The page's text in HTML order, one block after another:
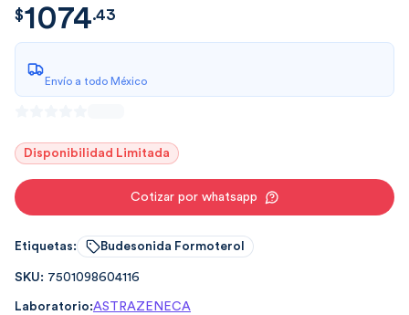
$ 1074.4379
$1074.43
Envío a todo México
Disponibilidad Limitada
Cotizar por whatsapp
Etiquetas: Budesonida Formoterol
SKU: 7501098604116
Laboratorio:ASTRAZENECA